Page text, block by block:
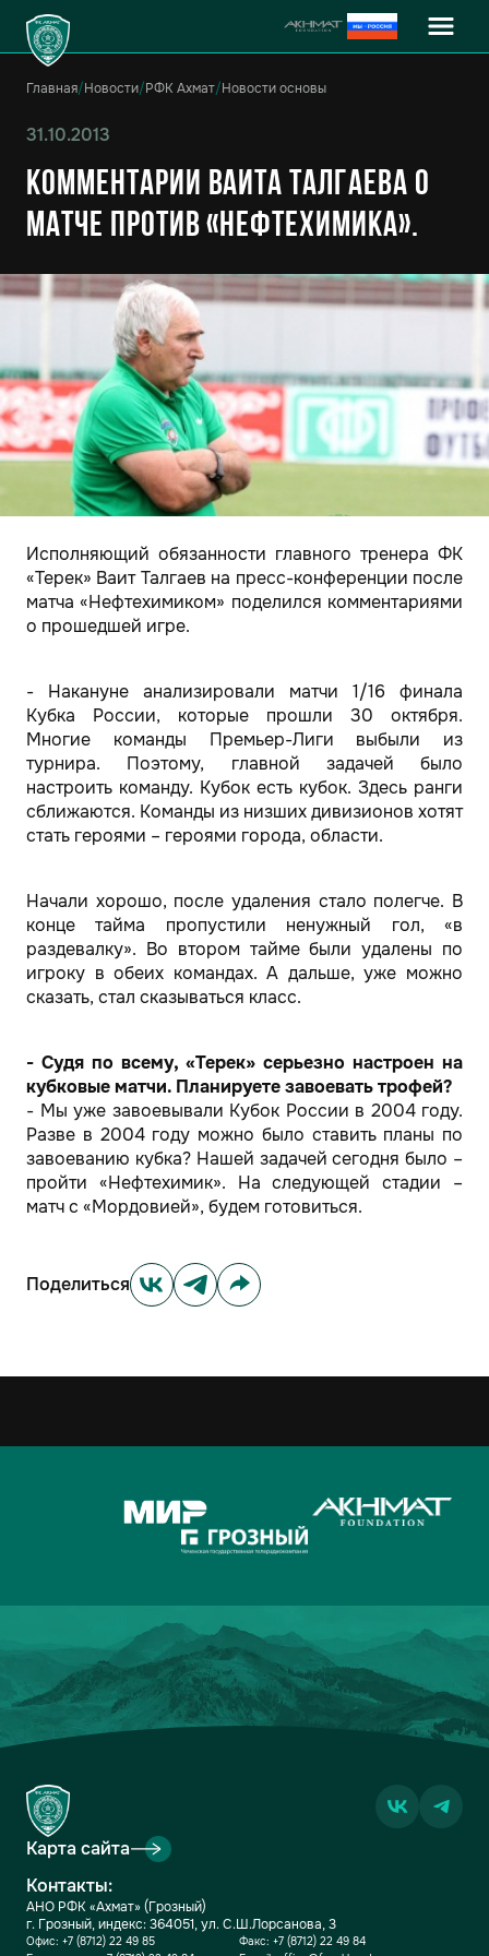
Главная/Новости/РФК Ахмат/Новости основы
31.10.2013
Комментарии Ваита Талгаева о
матче против «Нефтехимика».
Исполняющий обязанности главного тренера ФК
«Терек» Ваит Талгаев на пресс-конференции после
матча «Нефтехимиком» поделился комментариями
о прошедшей игре.
- Накануне анализировали матчи 1/16 финала
Кубка России, которые прошли 30 октября.
Многие команды Премьер-Лиги выбыли из
турнира. Поэтому, главной задачей было
настроить команду. Кубок есть кубок. Здесь ранги
сближаются. Команды из низших дивизионов хотят
стать героями – героями города, области.
Начали хорошо, после удаления стало полегче. В
конце тайма пропустили ненужный гол, «в
раздевалку». Во втором тайме были удалены по
игроку в обеих командах. А дальше, уже можно
сказать, стал сказываться класс.
- Судя по всему, «Терек» серьезно настроен на
кубковые матчи. Планируете завоевать трофей?
- Мы уже завоевывали Кубок России в 2004 году.
Разве в 2004 году можно было ставить планы по
завоеванию кубка? Нашей задачей сегодня было –
пройти «Нефтехимик». На следующей стадии –
матч с «Мордовией», будем готовиться.
Поделиться
Карта сайта
Контакты:
АНО РФК «Ахмат» (Грозный)
г. Грозный, индекс: 364051, ул. С.Ш.Лорсанова, 3
Офис: +7 (8712) 22 49 85
Факс: +7 (8712) 22 49 84